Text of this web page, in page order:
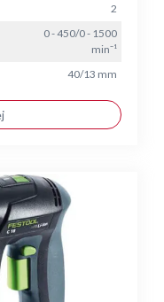
2
0 - 450/0 - 1500
min⁻¹
40/13 mm